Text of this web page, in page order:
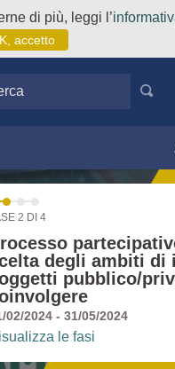
di più, leggi l’
accetto
2 DI 4
degli ambiti di
pubblico/
02/2024 - 31/05/2024
le fasi